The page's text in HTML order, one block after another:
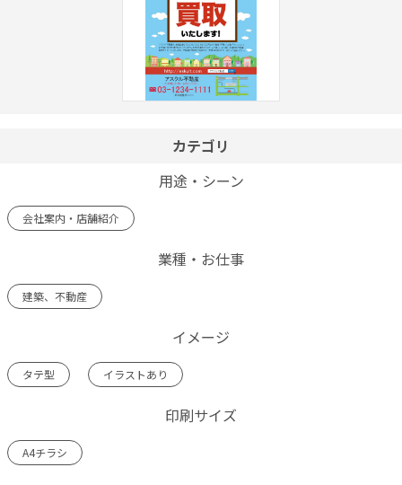
カテゴリ
用途・シーン
会社案内・店舗紹介
業種・お仕事
建築、不動産
イメージ
タテ型 イラストあり
印刷サイズ
A4チラシ